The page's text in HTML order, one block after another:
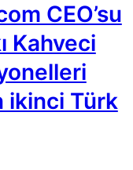
CEO’su
Kahveci
ikinci Türk